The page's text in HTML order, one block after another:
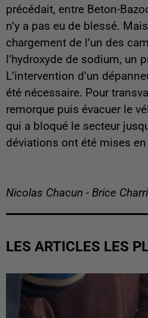
précédait, entre Beton-
n’y a pas eu de blessé.
chargement de l’un des
l’hydroxyde de sodium, un
L’intervention d’un
été nécessaire. Pour
remorque puis évacuer le
qui a bloqué le secteur
déviations ont été mises
Nicolas Chacun - Brice
LES ARTICLES LES